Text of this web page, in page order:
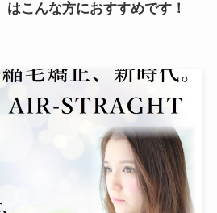
はこんな方におすすめです！